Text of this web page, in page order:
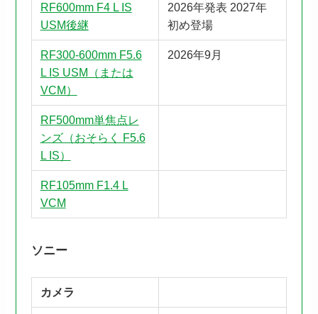
RF600mm F4 L IS
USM後継
2026年発表 2027年
初め登場
RF300-600mm F5.6
L IS USM（または
VCM）
2026年9月
RF500mm単焦点レ
ンズ（おそらく F5.6
L IS）
RF105mm F1.4 L
VCM
ソニー
カメラ